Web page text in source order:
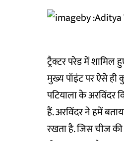
ट्रैक्टर परेड में
मुख्य पॉइंट पर ऐसे ही
पटियाला के अरविंदर
हैं. अरविंदर ने हमें
रखता है. जिस चीज